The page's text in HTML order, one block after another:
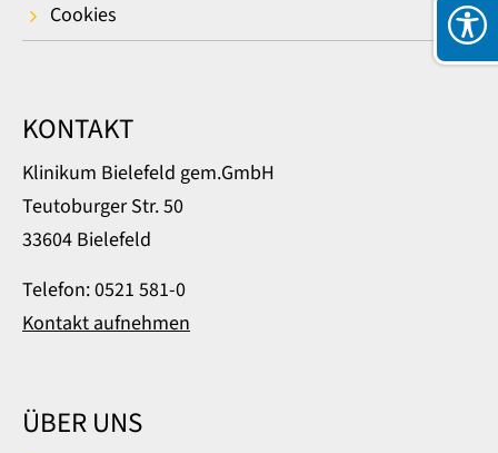
Cookies
KONTAKT
Klinikum Bielefeld gem.GmbH
Teutoburger Str. 50
33604 Bielefeld
Telefon: 0521 581-0
Kontakt aufnehmen
ÜBER UNS